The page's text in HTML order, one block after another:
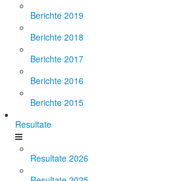
Berichte 2019
Berichte 2018
Berichte 2017
Berichte 2016
Berichte 2015
Resultate
Resultate 2026